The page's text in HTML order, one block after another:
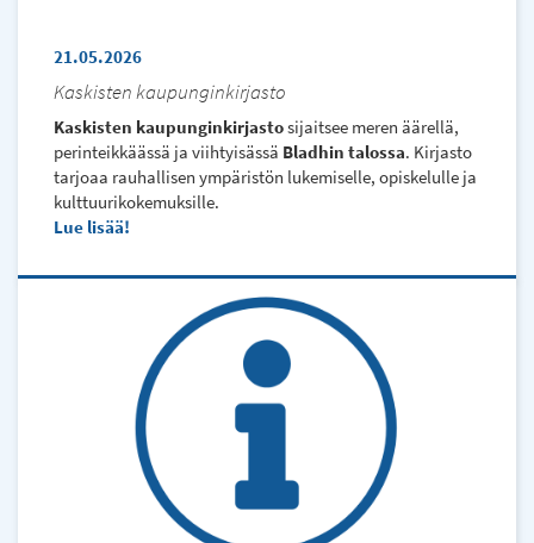
21.05.2026
Kaskisten kaupunginkirjasto
Kaskisten kaupunginkirjastosijaitsee meren äärellä,
perinteikkäässä ja viihtyisässä Bladhin talossa. Kirjasto
tarjoaa rauhallisen ympäristön lukemiselle, opiskelulle ja
kulttuurikokemuksille.
Lue lisää